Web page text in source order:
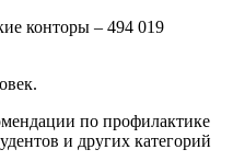
конторы – 494 019
по профилактике
и других категорий